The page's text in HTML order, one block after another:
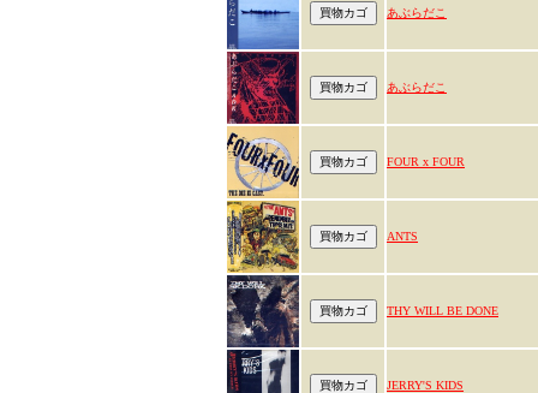
あぶらだこ
あぶらだこ
FOUR x FOUR
ANTS
THY WILL BE DONE
JERRY'S KIDS